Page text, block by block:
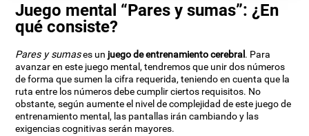
Juego mental “Pares y sumas”: ¿En
qué consiste?
Pares y sumases un juego de entrenamiento cerebral. Para
avanzar en este juego mental, tendremos que unir dos números
de forma que sumen la cifra requerida, teniendo en cuenta que la
ruta entre los números debe cumplir ciertos requisitos. No
obstante, según aumente el nivel de complejidad de este juego de
entrenamiento mental, las pantallas irán cambiando y las
exigencias cognitivas serán mayores.